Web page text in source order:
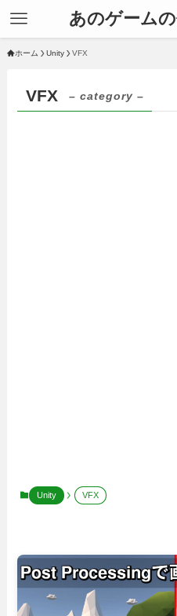
あのゲーム
ホーム Unity VFX
VFX – category –
Unity VFX